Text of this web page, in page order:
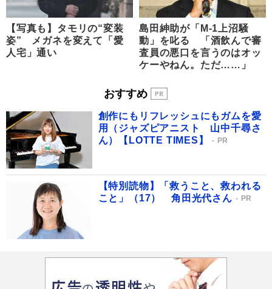
【写真も】タモリの“変装
姿” メガネを変えて「愛
人宅」通い
島田紳助が「M-1上沼騒
動」を叱る 「酒飲んで審
査員の悪口を言うのはオッ
ケーやねん。ただ……」
おすすめ
創作にもリフレッシュにもガムを愛
用（ジャズピアニスト 山中千尋さ
ん）【LOTTE TIMES】
PR
【特別読物】「救うこと、救われる
こと」（17） 角田光代さん
PR